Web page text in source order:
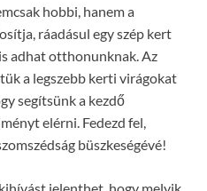
hobbi, hanem a
ráadásul egy szép kert
adhat otthonunknak. Az
a legszebb kerti virágokat
segítsünk a kezdő
elérni. Fedezd fel,
büszkeségévé!
jelenthet, hogy melyik